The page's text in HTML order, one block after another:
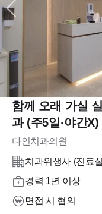
함께 오래 가실
과 (주5일·야간X)
다인치과의원
치과위생사 (진료
경력 1년 이상
면접 시 협의